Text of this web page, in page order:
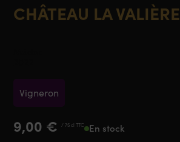
CHÂTEAU LA VALIÈRE
9,00 € / 75 cl TTC En stock
Vigneron